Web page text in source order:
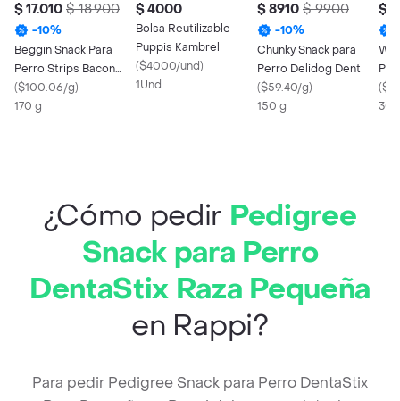
$ 17.010 $ 18.900
-10%
Beggin Snack Para
Perro Strips Bacon
Beef
($100.06/g)
170 g
$ 4000
Bolsa Reutilizable
Puppis Kambrel
($4000/und)
1Und
$ 8910 $ 9900
-10%
Chunky Snack para
Perro Delidog Dent
($59.40/g)
150 g
$
(
¿Cómo pedir Pedigree
Snack para Perro
DentaStix Raza Pequeña
en Rappi?
Para pedir Pedigree Snack para Perro DentaStix